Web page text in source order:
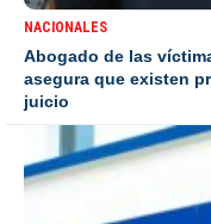
NACIONALES
Abogado de las
asegura que existen
juicio